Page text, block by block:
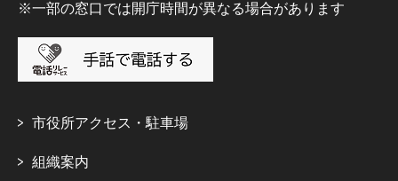
※一部の窓口では開庁時間が異なる場合があります
市役所アクセス・駐車場
組織案内